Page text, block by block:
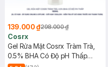
139.000 ₫298.000 ₫
Cosrx
Gel Rửa Mặt Cosrx Tràm Trà,
0.5% BHA Có Độ pH Thấp
150ml